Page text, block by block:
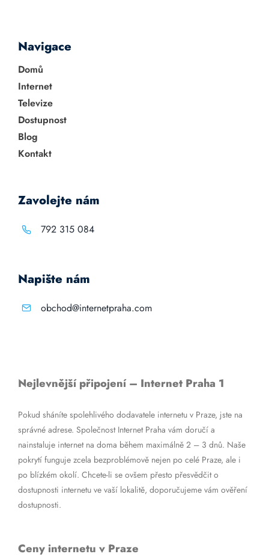
Navigace
Domů
Internet
Televize
Dostupnost
Blog
Kontakt
Zavolejte nám
792 315 084
Napište nám
obchod@internetpraha.com
Nejlevnější připojení – Internet Praha 1
Pokud sháníte spolehlivého dodavatele internetu v Praze, jste na
správné adrese. Společnost Internet Praha vám doručí a
nainstaluje internet na doma během maximálně 2 – 3 dnů. Naše
pokrytí funguje zcela bezproblémově nejen po celé Praze, ale i
po blízkém okolí. Chcete-li se ovšem přesto přesvědčit o
dostupnosti internetu ve vaší lokalitě, doporučujeme vám ověření
dostupnosti.
Ceny internetu v Praze